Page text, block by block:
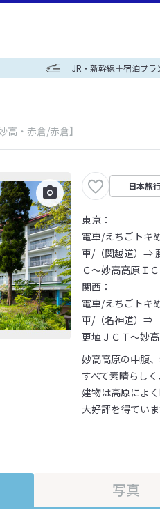
JR・新幹線＋宿泊プラ
高・赤倉/赤倉】
日本旅
東京：
電車/えちごトキ
車/（関越道）⇒
Ｃ～妙高高原Ｉ
関西：
電車/えちごトキ
車/（名神道）⇒
更埴ＪＣＴ～妙
妙高高原の中腹
すべて素晴らし
建物は高原によ
大好評を得てい
写真